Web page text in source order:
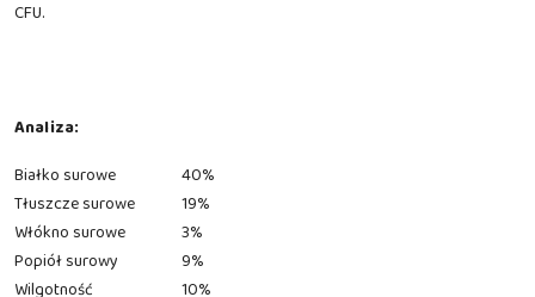
CFU.
Analiza:
Białko surowe
40%
Tłuszcze surowe
19%
Włókno surowe
3%
Popiół surowy
9%
Wilgotność
10%